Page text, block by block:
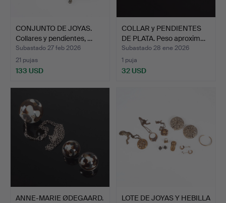
CONJUNTO DE JOYAS.
Collares y pendientes, …
Subastado 27 feb 2026
21 pujas
133 USD
COLLAR y PENDIENTES
DE PLATA. Peso aproxim…
Subastado 28 ene 2026
1 puja
32 USD
ANNE-MARIE ØDEGAARD.
LOTE DE JOYAS Y HEBILLA